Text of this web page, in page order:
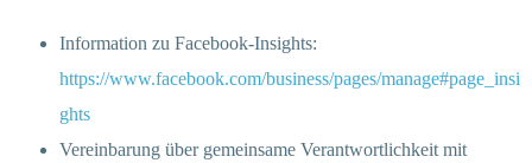
Information zu Facebook-Insights:
https://www.facebook.com/business/pages/manage#page_insi
ghts
Vereinbarung über gemeinsame Verantwortlichkeit mit